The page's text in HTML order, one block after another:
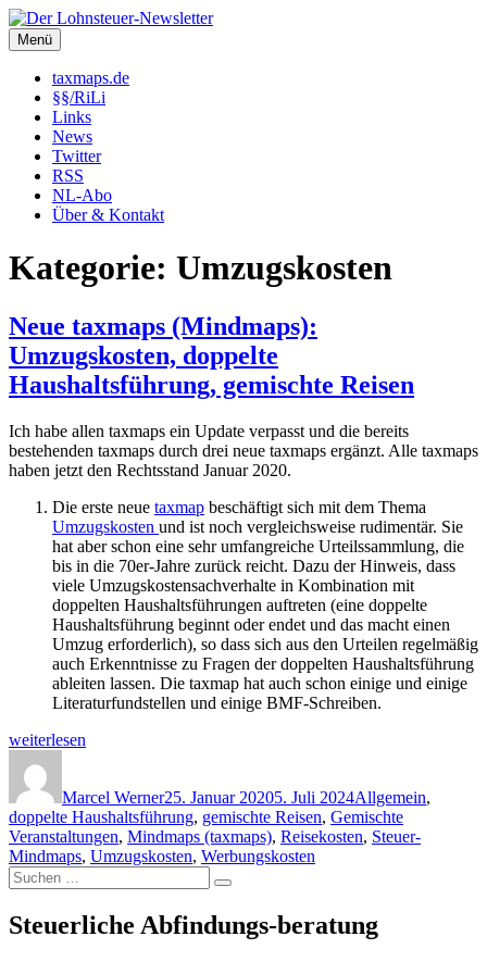
Zum
Inhalt
springen
Der Lohnsteuer-Newsletter
Steuerliche Informationen rund um das Arbeitsverhältnis (LSt,
SozVers, AR und mehr).
Menü
taxmaps.de
§§/RiLi
Links
News
Twitter
RSS
NL-Abo
Über & Kontakt
Kategorie: Umzugskosten
Neue taxmaps (Mindmaps):
Umzugskosten, doppelte
Haushaltsführung, gemischte Reisen
Ich habe allen taxmaps ein Update verpasst und die bereits
bestehenden taxmaps durch drei neue taxmaps ergänzt. Alle taxmaps
haben jetzt den Rechtsstand Januar 2020.
Die erste neue taxmap beschäftigt sich mit dem Thema
Umzugskosten und ist noch vergleichsweise rudimentär. Sie
hat aber schon eine sehr umfangreiche Urteilssammlung, die
bis in die 70er-Jahre zurück reicht. Dazu der Hinweis, dass
viele Umzugskostensachverhalte in Kombination mit
doppelten Haushaltsführungen auftreten (eine doppelte
Haushaltsführung beginnt oder endet und das macht einen
Umzug erforderlich), so dass sich aus den Urteilen regelmäßig
auch Erkenntnisse zu Fragen der doppelten Haushaltsführung
ableiten lassen. Die taxmap hat auch schon einige und einige
Literaturfundstellen und einige BMF-Schreiben.
„Neue
(Mindmaps):
Umzugskosten,
doppelte
Haushaltsführung,
gemischte
Reisen“
weiterlesen
Marcel Werner25. Januar 20205. Juli 2024Allgemein,
doppelte Haushaltsführung, gemischte Reisen, Gemischte
Veranstaltungen, Mindmaps (taxmaps), Reisekosten, Steuer-
Mindmaps, Umzugskosten, Werbungskosten
Suchen
nach:
Suchen
Steuerliche Abfindungs-beratung